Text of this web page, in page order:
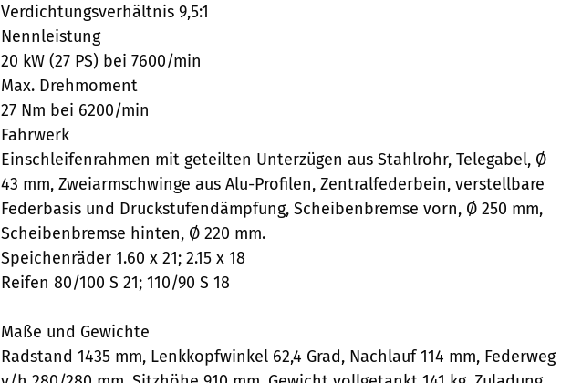
Verdichtungsverhältnis 9,5:1
Nennleistung
20 kW (27 PS) bei 7600/min
Max. Drehmoment
27 Nm bei 6200/min
Fahrwerk
Einschleifenrahmen mit geteilten Unterzügen aus Stahlrohr, Telegabel, Ø
43 mm, Zweiarmschwinge aus Alu-Profilen, Zentralfederbein, verstellbare
Federbasis und Druckstufendämpfung, Scheibenbremse vorn, Ø 250 mm,
Scheibenbremse hinten, Ø 220 mm.
Speichenräder 1.60 x 21; 2.15 x 18
Reifen 80/100 S 21; 110/90 S 18
Maße und Gewichte
Radstand 1435 mm, Lenkkopfwinkel 62,4 Grad, Nachlauf 114 mm, Federweg